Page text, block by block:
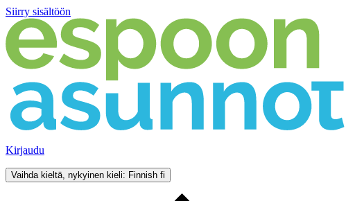
Siirry sisältöön
Kirjaudu
Vaihda kieltä, nykyinen kieli: Finnish fi